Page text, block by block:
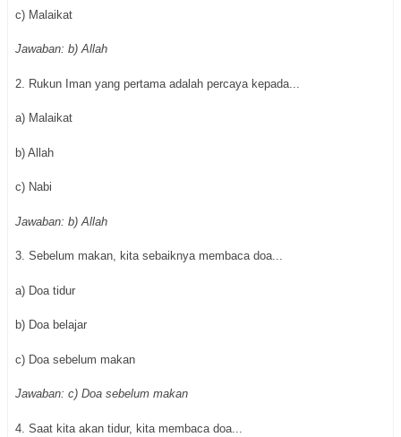
c) Malaikat
Jawaban: b) Allah
2. Rukun Iman yang pertama adalah percaya kepada...
a) Malaikat
b) Allah
c) Nabi
Jawaban: b) Allah
3. Sebelum makan, kita sebaiknya membaca doa...
a) Doa tidur
b) Doa belajar
c) Doa sebelum makan
Jawaban: c) Doa sebelum makan
4. Saat kita akan tidur, kita membaca doa...